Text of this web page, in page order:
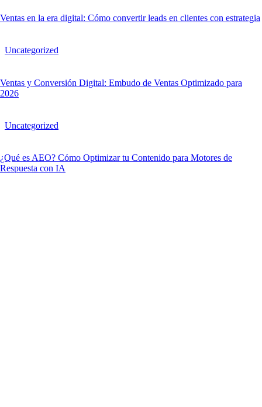
Ventas en la era digital: Cómo convertir leads en clientes con estrategia
Uncategorized
Ventas y Conversión Digital: Embudo de Ventas Optimizado para
2026
Uncategorized
¿Qué es AEO? Cómo Optimizar tu Contenido para Motores de
Respuesta con IA